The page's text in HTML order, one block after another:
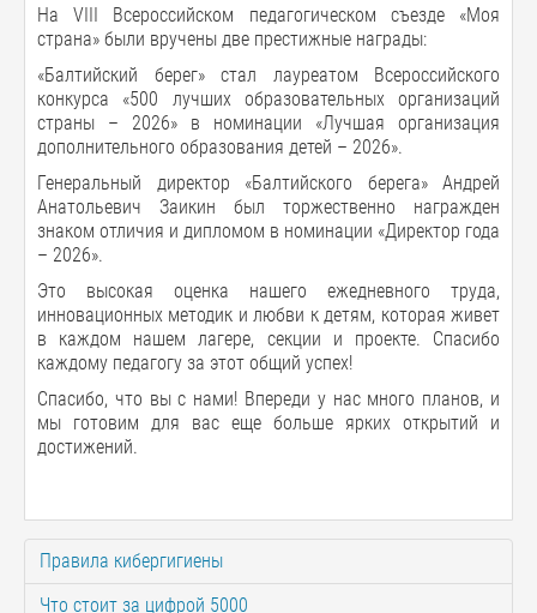
На VIII Всероссийском педагогическом съезде «Моя
страна» были вручены две престижные награды:
«Балтийский берег» стал лауреатом Всероссийского
конкурса «500 лучших образовательных организаций
страны – 2026» в номинации «Лучшая организация
дополнительного образования детей – 2026».
Генеральный директор «Балтийского берега» Андрей
Анатольевич Заикин был торжественно награжден
знаком отличия и дипломом в номинации «Директор года
– 2026».
Это высокая оценка нашего ежедневного труда,
инновационных методик и любви к детям, которая живет
в каждом нашем лагере, секции и проекте. Спасибо
каждому педагогу за этот общий успех!
Спасибо, что вы с нами! Впереди у нас много планов, и
мы готовим для вас еще больше ярких открытий и
достижений.
Правила кибергигиены
Что стоит за цифрой 5000